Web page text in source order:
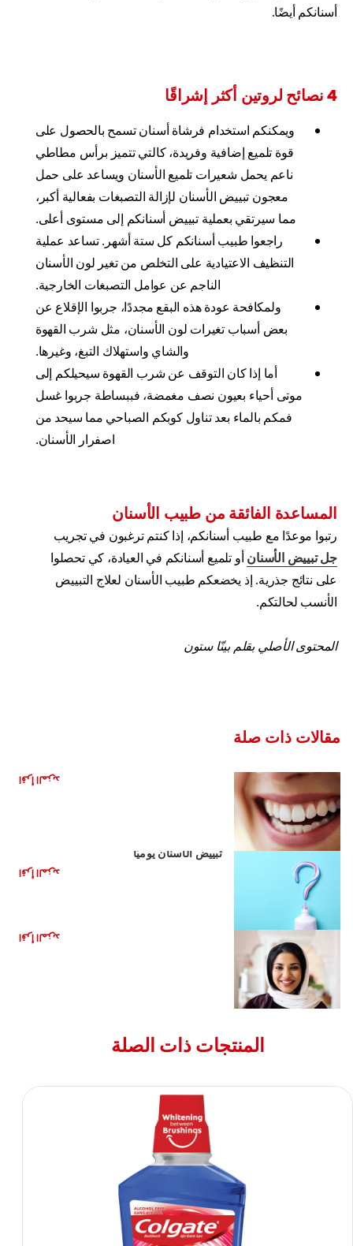
أسنانكم أيضًا.
4 نصائح لروتين أكثر إشراقًا
ويمكنكم استخدام فرشاة أسنان تسمح بالحصول على
قوة تلميع إضافية وفريدة، كالتي تتميز برأس مطاطي
ناعم يحمل شعيرات تلميع الأسنان ويساعد على حمل
معجون تبييض الأسنان لإزالة التصبغات بفعالية أكبر،
مما سيرتقي بعملية تبييض أسنانكم إلى مستوى أعلى.
راجعوا طبيب أسنانكم كل ستة أشهر. تساعد عملية
التنظيف الاعتيادية على التخلص من تغير لون الأسنان
الناجم عن عوامل التصبغات الخارجية.
ولمكافحة عودة هذه البقع مجددًا، جربوا الإقلاع عن
بعض أسباب تغيرات لون الأسنان، مثل شرب القهوة
والشاي واستهلاك التبغ، وغيرها.
أما إذا كان التوقف عن شرب القهوة سيحيلكم إلى
موتى أحياء بعيون نصف مغمضة، فببساطة جربوا غسل
فمكم بالماء بعد تناول كوبكم الصباحي مما سيحد من
اصفرار الأسنان.
المساعدة الفائقة من طبيب الأسنان
رتبوا موعدًا مع طبيب أسنانكم، إذا كنتم ترغبون في تجريب
جل تبييض الأسنانأو تلميع أسنانكم في العيادة، كي تحصلوا
على نتائج جذرية. إذ يخضعكم طبيب الأسنان لعلاج التبييض
الأنسب لحالتكم.
المحتوى الأصلي بقلم بينّا ستون
مقالات ذات صلة
اقرأ المزيد
تبييض الأسنان يوميًّا
اقرأ المزيد
اقرأ المزيد
المنتجات ذات الصلة